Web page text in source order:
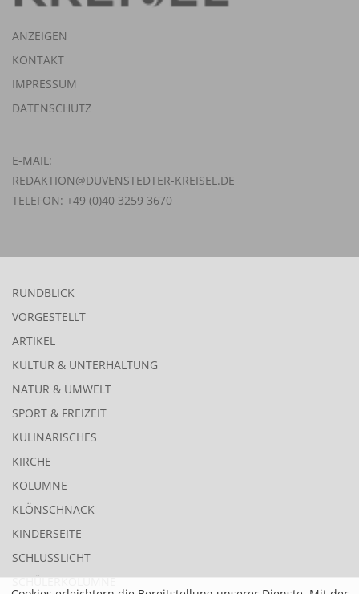
ANZEIGEN
KONTAKT
IMPRESSUM
DATENSCHUTZ
E-MAIL:
REDAKTION@DUVENSTEDTER-KREISEL.DE
TELEFON: +49 (0)40 3259 3670
RUNDBLICK
VORGESTELLT
ARTIKEL
KULTUR & UNTERHALTUNG
NATUR & UMWELT
SPORT & FREIZEIT
KULINARISCHES
KIRCHE
KOLUMNE
KLÖNSCHNACK
KINDERSEITE
SCHLUSSLICHT
SCHÜLERKOLUMNE